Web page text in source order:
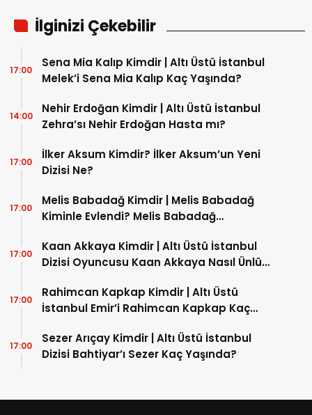
İlginizi Çekebilir
Sena Mia Kalıp Kimdir | Altı Üstü İstanbul
Melek’i Sena Mia Kalıp Kaç Yaşında?
Nehir Erdoğan Kimdir | Altı Üstü İstanbul
Zehra’sı Nehir Erdoğan Hasta mı?
İlker Aksum Kimdir? İlker Aksum’un Yeni
Dizisi Ne?
Melis Babadağ Kimdir | Melis Babadağ
Kiminle Evlendi? Melis Babadağ
İnstagram Hesabı Nedir?
Kaan Akkaya Kimdir | Altı Üstü İstanbul
Dizisi Oyuncusu Kaan Akkaya Nasıl Ünlü
Oldu?
Rahimcan Kapkap Kimdir | Altı Üstü
İstanbul Emir’i Rahimcan Kapkap Kaç
Yaşında?
Sezer Arıçay Kimdir | Altı Üstü İstanbul
Dizisi Bahtiyar’ı Sezer Kaç Yaşında?